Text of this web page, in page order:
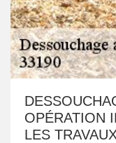
OPÉRATION
LES